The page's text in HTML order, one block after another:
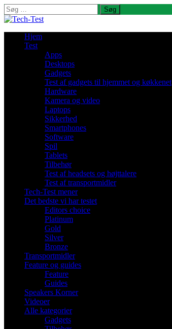
Søg
efter:
Hjem
Test
Apps
Desktops
Gadgets
Test af gadgets til hjemmet og køkkenet
Hardware
Kamera og video
Laptops
Sikkerhed
Smartphones
Software
Spil
Tablets
Tilbehør
Test af headsets og højttalere
Test af transportmidler
Tech-Test mener
Det bedste vi har testet
Editors choice
Platinum
Gold
Silver
Bronze
Transportmidler
Feature og guides
Feature
Guides
Speakers Korner
Videoer
Alle kategorier
Gadgets